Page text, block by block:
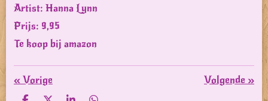
Artist: Hanna Lynn
Prijs: 9,95
Te koop bij amazon
«Vorige Volgende »